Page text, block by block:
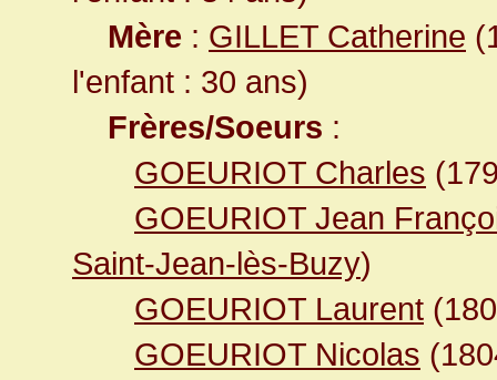
Mère : GILLET Catherine
l'enfant : 30 ans)
Frères/Soeurs :
GOEURIOT Charles
GOEURIOT Jean
Saint-Jean-lès-Buzy)
GOEURIOT Laurent
GOEURIOT Nicolas